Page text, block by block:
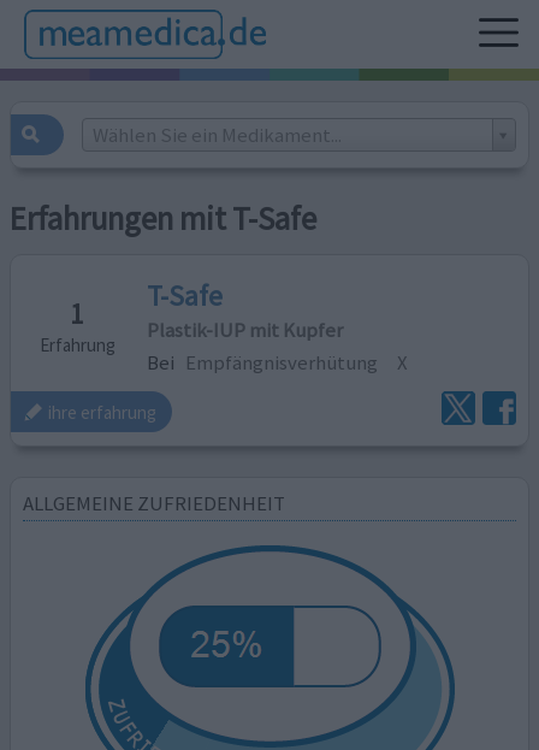
Wählen Sie ein Medikament...
Erfahrungen mit T-Safe
1
Erfahrung
T-Safe
Plastik-IUP mit Kupfer
Bei Empfängnisverhütung X
ihre erfahrung
ALLGEMEINE ZUFRIEDENHEIT